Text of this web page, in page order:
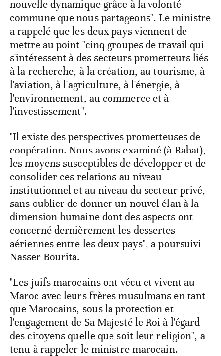
nouvelle dynamique grâce à la volonté
commune que nous partageons". Le ministre
a rappelé que les deux pays viennent de
mettre au point "cinq groupes de travail qui
s'intéressent à des secteurs prometteurs liés
à la recherche, à la création, au tourisme, à
l'aviation, à l'agriculture, à l'énergie, à
l'environnement, au commerce et à
l'investissement".
"Il existe des perspectives prometteuses de
coopération. Nous avons examiné (à Rabat),
les moyens susceptibles de développer et de
consolider ces relations au niveau
institutionnel et au niveau du secteur privé,
sans oublier de donner un nouvel élan à la
dimension humaine dont des aspects ont
concerné dernièrement les dessertes
aériennes entre les deux pays", a poursuivi
Nasser Bourita.
"Les juifs marocains ont vécu et vivent au
Maroc avec leurs frères musulmans en tant
que Marocains, sous la protection et
l'engagement de Sa Majesté le Roi à l'égard
des citoyens quelle que soit leur religion", a
tenu à rappeler le ministre marocain.